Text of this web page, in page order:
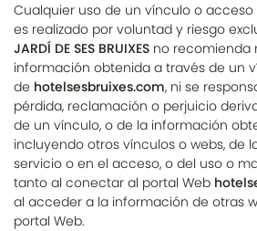
Cualquier uso de un vínculo o
es realizado por voluntad y riesgo
JARDÍ DE SES BRUIXES no recomienda
información obtenida a través de un
de hotelsesbruixes.com, ni se
pérdida, reclamación o perjuicio
de un vínculo, o de la información
incluyendo otros vínculos o webs, de
servicio o en el acceso, o del uso o
tanto al conectar al portal Web
al acceder a la información de otras
portal Web.